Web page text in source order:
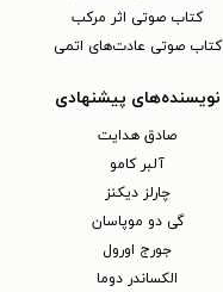
کتاب صوتی اثر مرکب
کتاب صوتی عادت‌های اتمی
نویسنده‌های پیشنهادی
صادق هدایت
آلبر کامو
چارلز دیکنز
گی دو موپاسان
جورج اورول
الکساندر دوما